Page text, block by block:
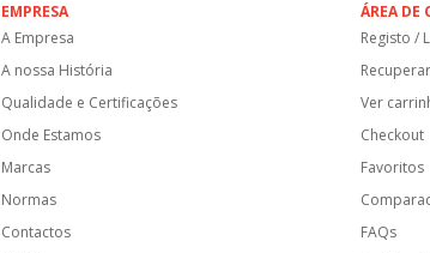
EMPRESA
A Empresa
A nossa História
Qualidade e Certificações
Onde Estamos
Marcas
Normas
Contactos
ÁREA DE
Registo /
Ver
Checkout
Favoritos
FAQs